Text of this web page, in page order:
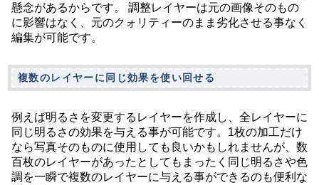
懸念があるからです。 調整レイヤーは元の画像そのもの
に影響はなく、元のクォリティーのまま劣化させる事なく
編集が可能です。
複数のレイヤーに同じ効果を使い回せる
例えば明るさを変更するレイヤーを作成し、全レイヤーに
同じ明るさの効果を与える事が可能です。1枚の加工だけ
なら写真そのものに使用しても良いかもしれませんが、数
百枚のレイヤーがあったとしてもまったく同じ明るさや色
調を一瞬で複数のレイヤーに与える事ができるのも便利な